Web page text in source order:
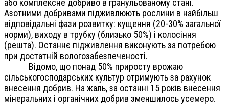
або комплексне добриво в гранульованому стані.
Азотними добривами підживлюють рослини в найбільш
відповідальні фази розвитку: кущення (20-30% загальної
норми), виходу в трубку (близько 50%) і колосіння
(решта). Останнє підживлення виконують за потребою
при достатній вологозабезпеченості.
Відомо, що понад 50% приросту врожаю
сільськогосподарських культур отримують за рахунок
внесення добрив. На жаль, за останні 15 років внесення
мінеральних і органічних добрив зменшилось усемеро.